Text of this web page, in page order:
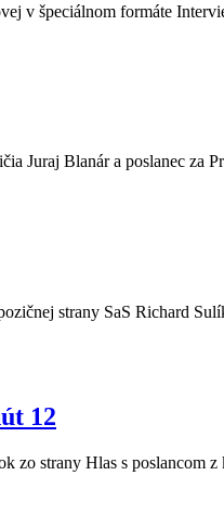
v špeciálnom formáte
Juraj Blanár a poslanec za
strany SaS Richard
12
zo strany Hlas s poslancom